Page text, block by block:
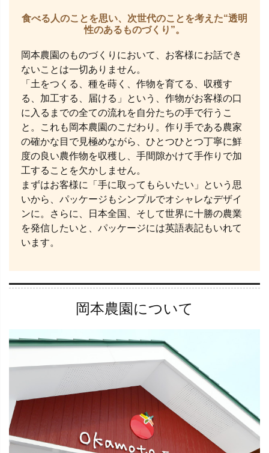
食べる人のことを思い、次世代のことを考えた“透明
性のあるものづくり”。
岡本農園のものづくりにおいて、お客様にお話でき
ないことは一切ありません。
「土をつくる、種を蒔く、作物を育てる、収穫す
る、加工する、届ける」という、作物がお客様の口
に入るまでの全ての流れを自分たちの手で行うこ
と。これも岡本農園のこだわり。作り手である農家
の確かな目で見極めながら、ひとつひとつ丁寧に鮮
度の良い農作物を収穫し、手間隙かけて手作りで加
工することを欠かしません。
まずはお客様に「手に取ってもらいたい」という思
いから、パッケージもシンプルでオシャレなデザイ
ンに。さらに、日本全国、そして世界に十勝の農業
を発信したいと、パッケージには英語表記もいれて
います。
岡本農園について